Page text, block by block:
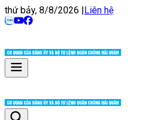
thứ bảy, 8/8/2026 |Liên hệ